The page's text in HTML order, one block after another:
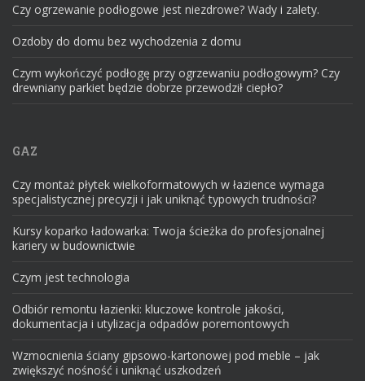
Czy ogrzewanie podłogowe jest niezdrowe? Wady i zalety.
Ozdoby do domu bez wychodzenia z domu
Czym wykończyć podłogę przy ogrzewaniu podłogowym? Czy
drewniany parkiet będzie dobrze przewodził ciepło?
GAZ
Czy montaż płytek wielkoformatowych w łazience wymaga
specjalistycznej precyzji i jak uniknąć typowych trudności?
Kursy koparko ładowarka: Twoja ścieżka do profesjonalnej
kariery w budownictwie
Czym jest technologia
Odbiór remontu łazienki: kluczowe kontrole jakości,
dokumentacja i utylizacja odpadów poremontowych
Wzmocnienia ściany gipsowo-kartonowej pod meble – jak
zwiększyć nośność i uniknąć uszkodzeń